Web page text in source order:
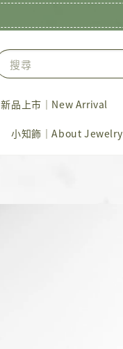
搜尋
新品上市｜New Arrival
小知飾｜About Jewelry